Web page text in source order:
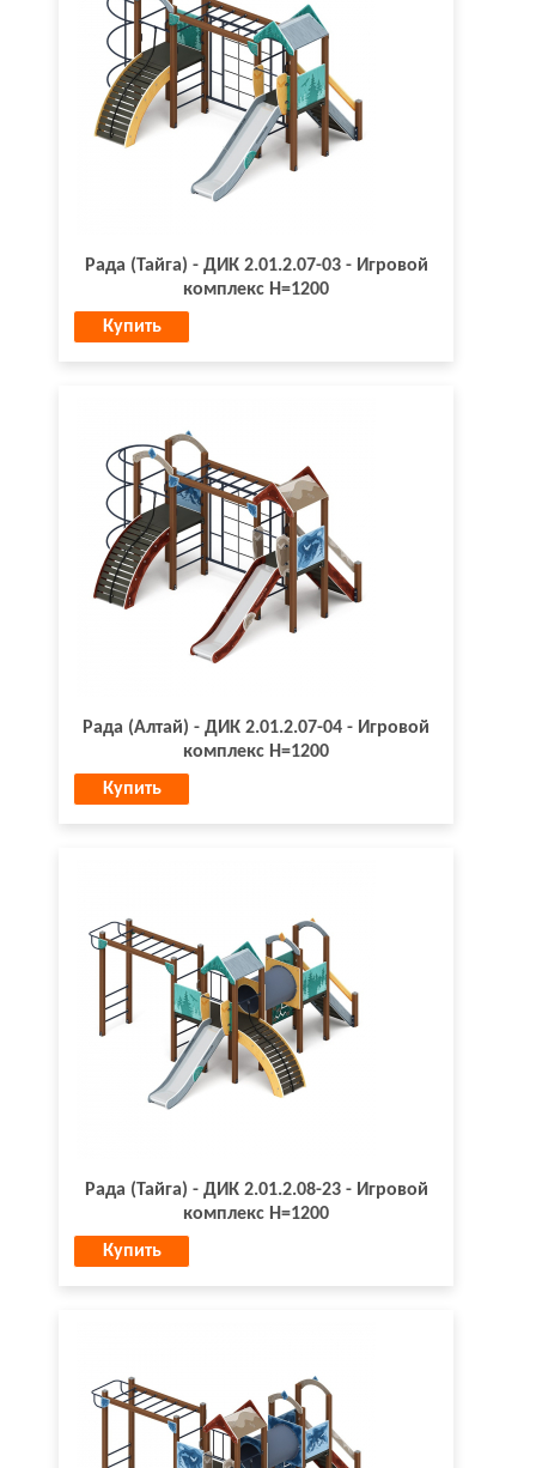
Рада (Тайга) - ДИК 2.01.2.07-03 - Игровой
комплекс H=1200
Купить
Рада (Алтай) - ДИК 2.01.2.07-04 - Игровой
комплекс H=1200
Купить
Рада (Тайга) - ДИК 2.01.2.08-23 - Игровой
комплекс H=1200
Купить